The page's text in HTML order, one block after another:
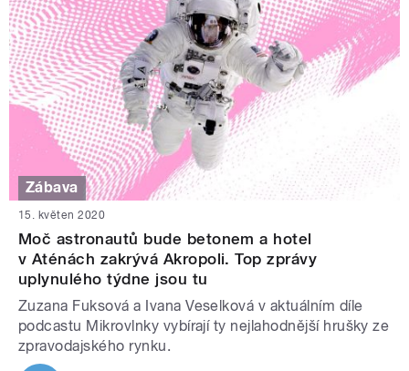
Zábava
15. květen 2020
Moč astronautů bude betonem a hotel
v Aténách zakrývá Akropoli. Top zprávy
uplynulého týdne jsou tu
Zuzana Fuksová a Ivana Veselková v aktuálním díle
podcastu Mikrovlnky vybírají ty nejlahodnější hrušky ze
zpravodajského rynku.